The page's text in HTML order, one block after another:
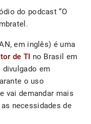
do podcast “O
em inglês) é uma
de TI no Brasil em
divulgado em
o uso
vai demandar mais
necessidades de